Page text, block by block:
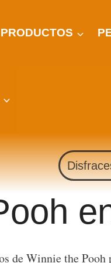
PRODUCTOS
de Winnie the